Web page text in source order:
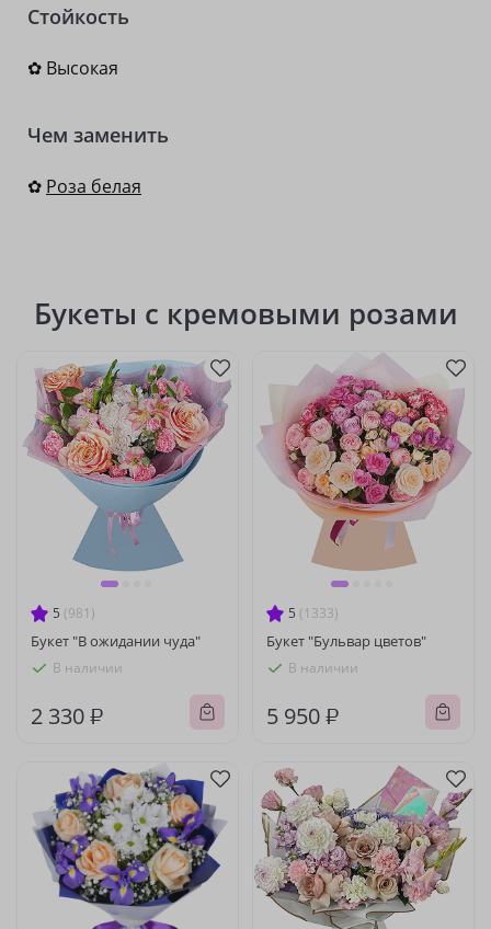
Стойкость
✿ Высокая
Чем заменить
✿ Роза белая
Букеты с кремовыми розами
5 (981)
Букет "В ожидании чуда"
В наличии
2 330 ₽
5 (1333)
Букет "Бульвар цветов"
В наличии
5 950 ₽